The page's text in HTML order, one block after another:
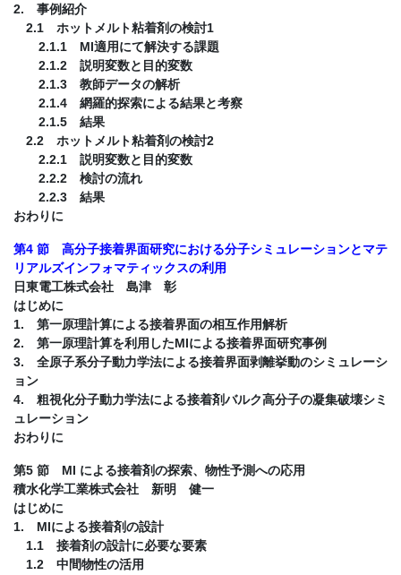
2. 事例紹介
2.1 ホットメルト粘着剤の検討1
2.1.1 MI適用にて解決する課題
2.1.2 説明変数と目的変数
2.1.3 教師データの解析
2.1.4 網羅的探索による結果と考察
2.1.5 結果
2.2 ホットメルト粘着剤の検討2
2.2.1 説明変数と目的変数
2.2.2 検討の流れ
2.2.3 結果
おわりに
第4 節 高分子接着界面研究における分子シミュレーションとマテ
リアルズインフォマティックスの利用
日東電工株式会社 島津 彰
はじめに
1. 第一原理計算による接着界面の相互作用解析
2. 第一原理計算を利用したMIによる接着界面研究事例
3. 全原子系分子動力学法による接着界面剥離挙動のシミュレーシ
ョン
4. 粗視化分子動力学法による接着剤バルク高分子の凝集破壊シミ
ュレーション
おわりに
第5 節 MI による接着剤の探索、物性予測への応用
積水化学工業株式会社 新明 健一
はじめに
1. MIによる接着剤の設計
1.1 接着剤の設計に必要な要素
1.2 中間物性の活用